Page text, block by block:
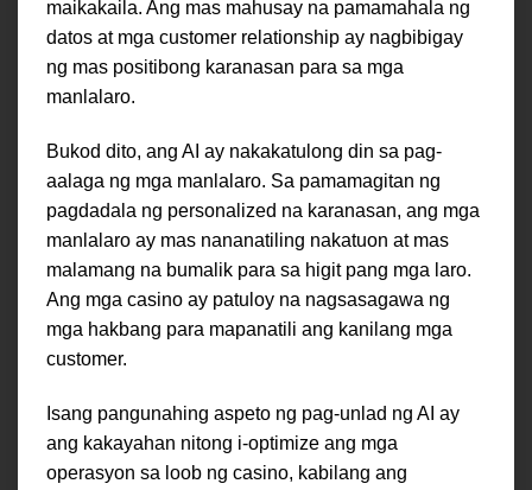
maikakaila. Ang mas mahusay na pamamahala ng
datos at mga customer relationship ay nagbibigay
ng mas positibong karanasan para sa mga
manlalaro.
Bukod dito, ang AI ay nakakatulong din sa pag-
aalaga ng mga manlalaro. Sa pamamagitan ng
pagdadala ng personalized na karanasan, ang mga
manlalaro ay mas nananatiling nakatuon at mas
malamang na bumalik para sa higit pang mga laro.
Ang mga casino ay patuloy na nagsasagawa ng
mga hakbang para mapanatili ang kanilang mga
customer.
Isang pangunahing aspeto ng pag-unlad ng AI ay
ang kakayahan nitong i-optimize ang mga
operasyon sa loob ng casino, kabilang ang